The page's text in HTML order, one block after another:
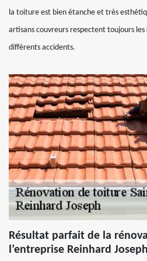
la toiture est bien étanche et très
artisans couvreurs respectent toujours
différents accidents.
Résultat parfait de la
l’entreprise Reinhard Joseph